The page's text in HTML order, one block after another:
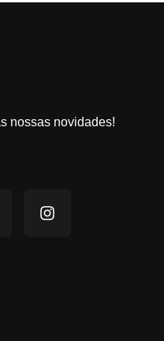
nossas novidades!